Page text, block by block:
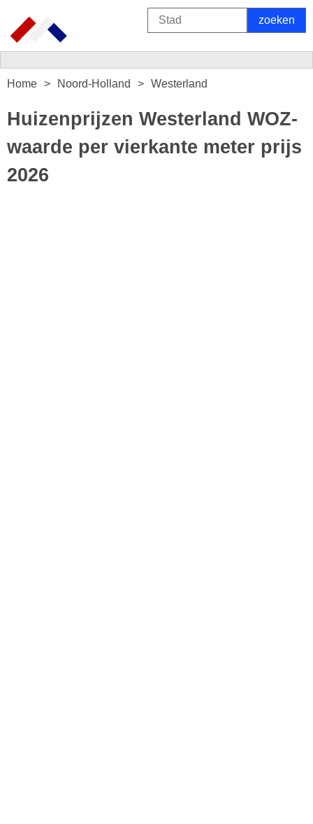
Home Noord-Holland Westerland
Huizenprijzen Westerland WOZ-
waarde per vierkante meter prijs
2026